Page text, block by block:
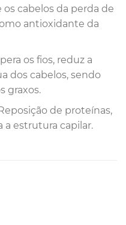
cabelos da perda de
antioxidante da
os fios, reduz a
dos cabelos, sendo
graxos.
de proteínas,
a estrutura capilar.